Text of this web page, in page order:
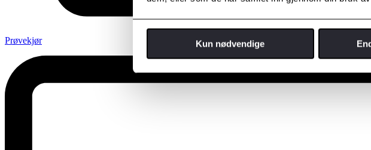
Kun nødvendige
Prøvekjør